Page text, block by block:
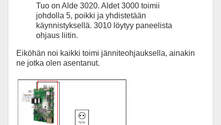
Tuo on Alde 3020. Aldet 3000 toimii
johdolla 5, poikki ja yhdistetään
käynnistyksellä. 3010 löytyy paneelista
ohjaus liitin.
Eiköhän noi kaikki toimi jänniteohjauksella, ainakin
ne jotka olen asentanut.